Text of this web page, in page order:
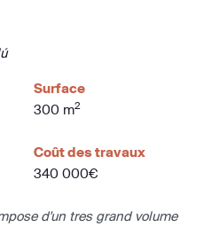
Surface
300 m2
Coût des travaux
340 000€
d'un tres grand volume